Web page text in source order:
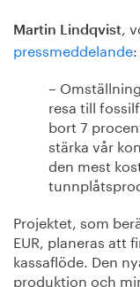
Martin Lindqvist,
pressmeddelande:
–
resa till
bort 7
stärka vår
den mest
Projektet, som
EUR, planeras att
kassaflöde. Den
produktion och